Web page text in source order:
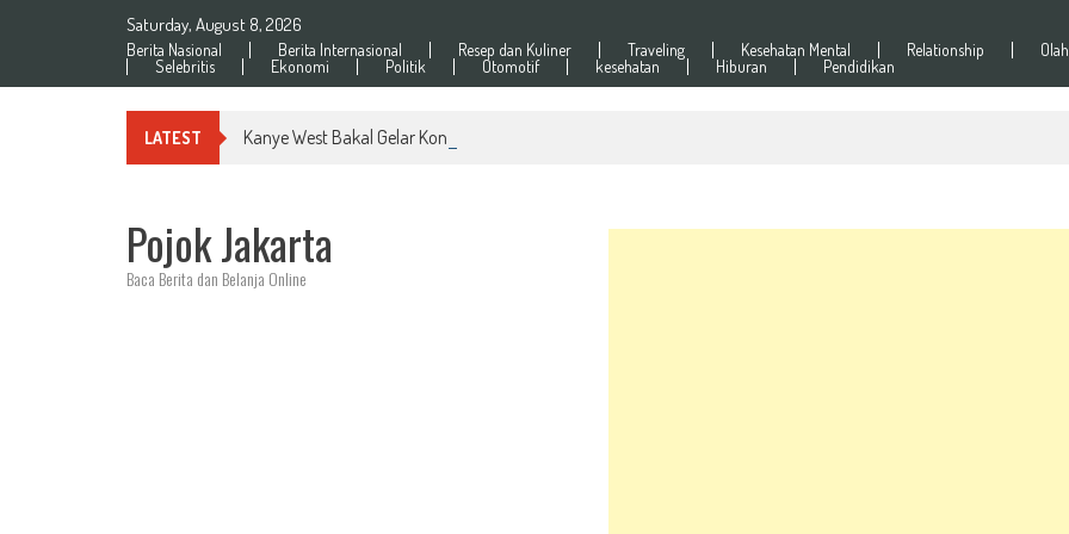
Saturday, August 8, 2026
Berita Nasional Berita Internasional Resep dan Kuliner Traveling Kesehatan Mental Relationship
Selebritis
Ekonomi Politik Otomotif kesehatan Hiburan Pendidikan
LATEST Kanye West Bakal Gelar Konser Perdana di Jakarta 24 Oktober 2026
Pojok Jakarta
Baca Berita dan Belanja Online